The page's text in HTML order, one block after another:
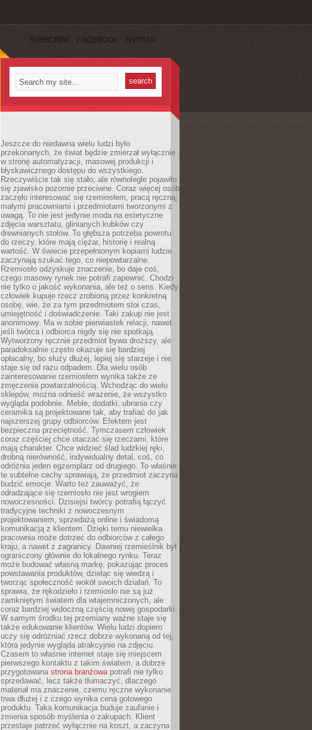
SUBSCRIBE FACEBOOK TWITTER
Jeszcze do niedawna wielu ludzi było
przekonanych, że świat będzie zmierzał wyłącznie
w stronę automatyzacji, masowej produkcji i
błyskawicznego dostępu do wszystkiego.
Rzeczywiście tak się stało, ale równolegle pojawiło
się zjawisko pozornie przeciwne. Coraz więcej osób
zaczęło interesować się rzemiosłem, pracą ręczną,
małymi pracowniami i przedmiotami tworzonymi z
uwagą. To nie jest jedynie moda na estetyczne
zdjęcia warsztatu, glinianych kubków czy
drewnianych stołów. To głębsza potrzeba powrotu
do rzeczy, które mają ciężar, historię i realną
wartość. W świecie przepełnionym kopiami ludzie
zaczynają szukać tego, co niepowtarzalne.
Rzemiosło odzyskuje znaczenie, bo daje coś,
czego masowy rynek nie potrafi zapewnić. Chodzi
nie tylko o jakość wykonania, ale też o sens. Kiedy
człowiek kupuje rzecz zrobioną przez konkretną
osobę, wie, że za tym przedmiotem stoi czas,
umiejętność i doświadczenie. Taki zakup nie jest
anonimowy. Ma w sobie pierwiastek relacji, nawet
jeśli twórca i odbiorca nigdy się nie spotkają.
Wytworzony ręcznie przedmiot bywa droższy, ale
paradoksalnie często okazuje się bardziej
opłacalny, bo służy dłużej, lepiej się starzeje i nie
staje się od razu odpadem. Dla wielu osób
zainteresowanie rzemiosłem wynika także ze
zmęczenia powtarzalnością. Wchodząc do wielu
sklepów, można odnieść wrażenie, że wszystko
wygląda podobnie. Meble, dodatki, ubrania czy
ceramika są projektowane tak, aby trafiać do jak
najszerszej grupy odbiorców. Efektem jest
bezpieczna przeciętność. Tymczasem człowiek
coraz częściej chce otaczać się rzeczami, które
mają charakter. Chce widzieć ślad ludzkiej ręki,
drobną nierówność, indywidualny detal, coś, co
odróżnia jeden egzemplarz od drugiego. To właśnie
te subtelne cechy sprawiają, że przedmiot zaczyna
budzić emocje. Warto też zauważyć, że
odradzające się rzemiosło nie jest wrogiem
nowoczesności. Dzisiejsi twórcy potrafią łączyć
tradycyjne techniki z nowoczesnym
projektowaniem, sprzedażą online i świadomą
komunikacją z klientem. Dzięki temu niewielka
pracownia może dotrzeć do odbiorców z całego
kraju, a nawet z zagranicy. Dawniej rzemieślnik był
ograniczony głównie do lokalnego rynku. Teraz
może budować własną markę, pokazując proces
powstawania produktów, dzieląc się wiedzą i
tworząc społeczność wokół swoich działań. To
sprawia, że rękodzieło i rzemiosło nie są już
zamkniętym światem dla wtajemniczonych, ale
coraz bardziej widoczną częścią nowej gospodarki.
W samym środku tej przemiany ważne staje się
także edukowanie klientów. Wielu ludzi dopiero
uczy się odróżniać rzecz dobrze wykonaną od tej,
która jedynie wygląda atrakcyjnie na zdjęciu.
Czasem to właśnie internet staje się miejscem
pierwszego kontaktu z takim światem, a dobrze
przygotowana strona branżowapotrafi nie tylko
sprzedawać, lecz także tłumaczyć, dlaczego
materiał ma znaczenie, czemu ręczne wykonanie
trwa dłużej i z czego wynika cena gotowego
produktu. Taka komunikacja buduje zaufanie i
zmienia sposób myślenia o zakupach. Klient
przestaje patrzeć wyłącznie na koszt, a zaczyna